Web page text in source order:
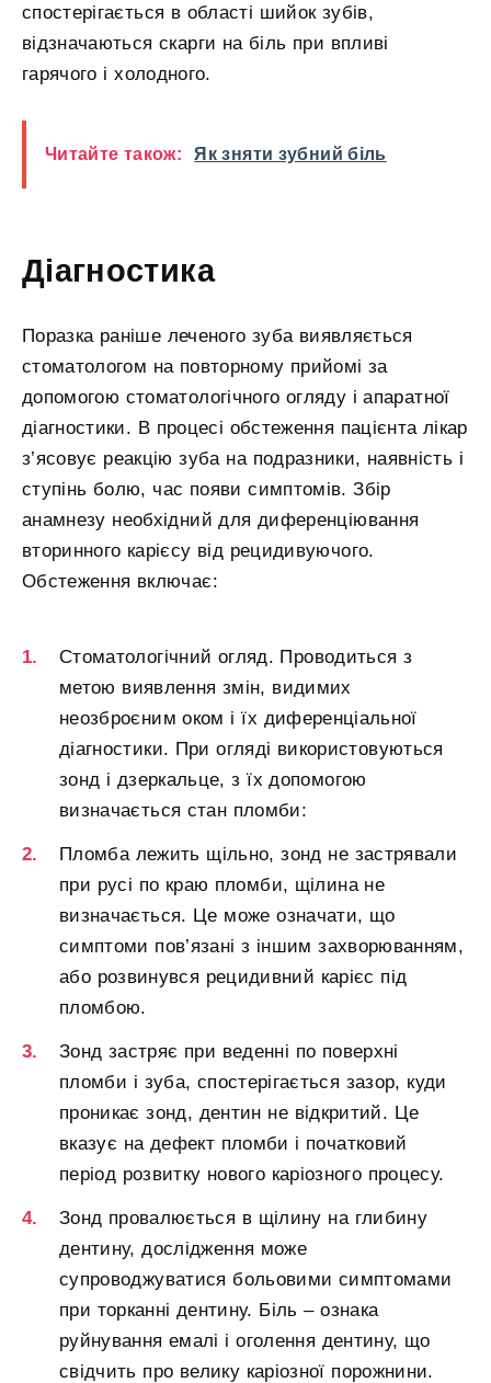
спостерігається в області шийок зубів,
відзначаються скарги на біль при впливі
гарячого і холодного.
Читайте також: Як зняти зубний біль
Діагностика
Поразка раніше леченого зуба виявляється
стоматологом на повторному прийомі за
допомогою стоматологічного огляду і апаратної
діагностики. В процесі обстеження пацієнта лікар
з’ясовує реакцію зуба на подразники, наявність і
ступінь болю, час появи симптомів. Збір
анамнезу необхідний для диференціювання
вторинного карієсу від рецидивуючого.
Обстеження включає:
Стоматологічний огляд. Проводиться з
метою виявлення змін, видимих ​​
неозброєним оком і їх диференціальної
діагностики. При огляді використовуються
зонд і дзеркальце, з їх допомогою
визначається стан пломби:
Пломба лежить щільно, зонд не застрявали
при русі по краю пломби, щілина не
визначається. Це може означати, що
симптоми пов’язані з іншим захворюванням,
або розвинувся рецидивний карієс під
пломбою.
Зонд застряє при веденні по поверхні
пломби і зуба, спостерігається зазор, куди
проникає зонд, дентин не відкритий. Це
вказує на дефект пломби і початковий
період розвитку нового каріозного процесу.
Зонд провалюється в щілину на глибину
дентину, дослідження може
супроводжуватися больовими симптомами
при торканні дентину. Біль – ознака
руйнування емалі і оголення дентину, що
свідчить про велику каріозної порожнини.